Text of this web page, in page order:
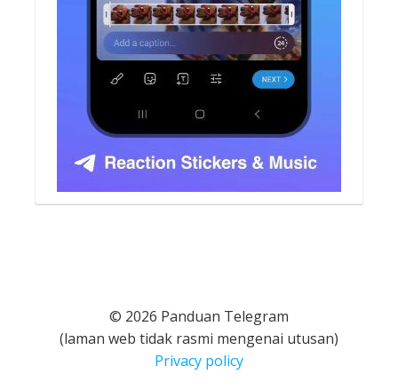
© 2026 Panduan Telegram
(laman web tidak rasmi mengenai utusan)
Privacy policy